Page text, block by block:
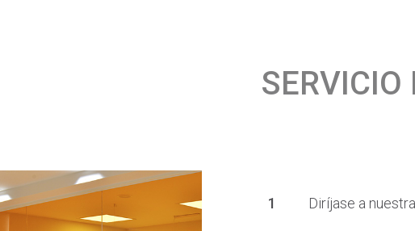
Diríjase a